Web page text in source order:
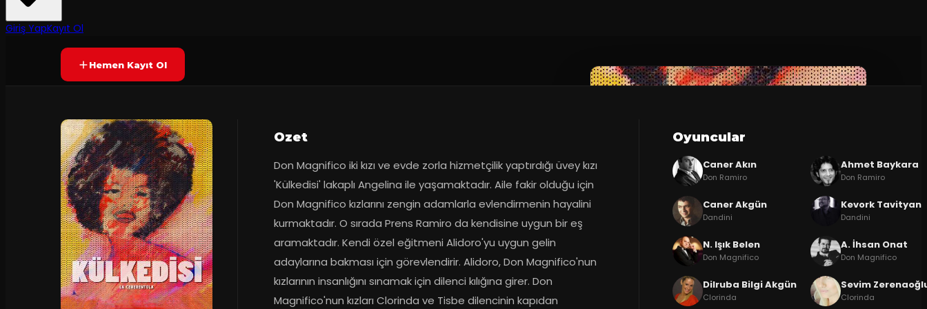
Giriş YapKayıt OlYAKINDA
Hemen Kayıt Ol
Ozet
Don Magnifico iki kızı ve evde zorla hizmetçilik yaptırdığı üvey kızı
'Külkedisi' lakaplı Angelina ile yaşamaktadır. Aile fakir olduğu için
Don Magnifico kızlarını zengin adamlarla evlendirmenin hayalini
kurmaktadır. O sırada Prens Ramiro da kendisine uygun bir eş
aramaktadır. Kendi özel eğitmeni Alidoro'yu uygun gelin
adaylarına bakması için görevlendirir. Alidoro, Don Magnifico'nun
kızlarının insanlığını sınamak için dilenci kılığına girer. Don
Magnifico'nun kızları Clorinda ve Tisbe dilencinin kapıdan
Oyuncular
Caner Akın
Don Ramiro
Ahmet Baykara
Don Ramiro
Caner Akgün
Dandini
Kevork Tavityan
Dandini
N. Işık Belen
Don Magnifico
A. İhsan Onat
Don Magnifico
Dilruba Bilgi Akgün
Clorinda
Sevim
Clorinda